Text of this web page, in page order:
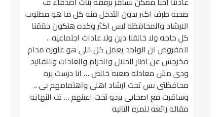
صحبه طرف اكبر بدون التدخل منه كل ما هو مطلوب
الارشاد والمحافظه ليس اكثر وكده هنكون حققنا
كل حاجه ولا خالفنا دين ولا عادات اجتماعيه ..
المفروض ان الواحد يعمل كل اللى هو عاوزه مدام
مخرجش عن اطار الحلال والحرام والعادات والتقاليد
ودى مش معادله صعبه خالص … انا درست بره
محافظتى بس تحت ارشاد اهلى واهتمامهم بى ..
وسافرت مع اصحابى بردو تحت اعينهم … ف النهايه
مقاله رائعه للمره التانيه